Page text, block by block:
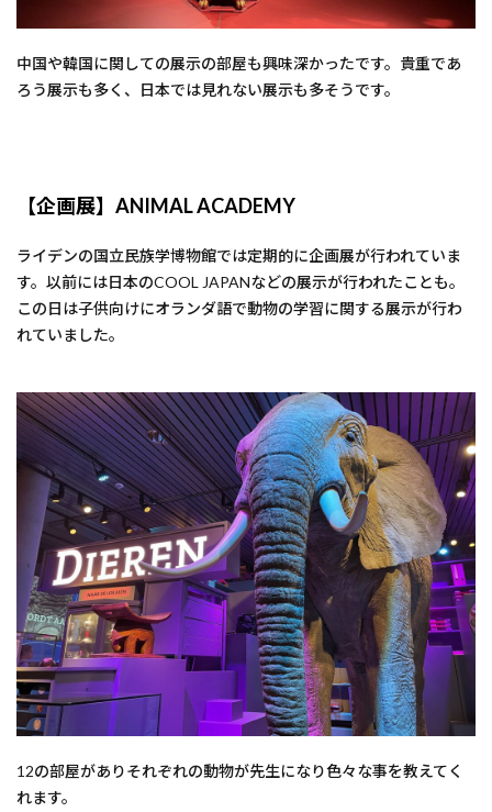
中国や韓国に関しての展示の部屋も興味深かったです。貴重であ
ろう展示も多く、日本では見れない展示も多そうです。
【企画展】ANIMAL ACADEMY
ライデンの国立民族学博物館では定期的に企画展が行われていま
す。以前には日本のCOOL JAPANなどの展示が行われたことも。
この日は子供向けにオランダ語で動物の学習に関する展示が行わ
れていました。
12の部屋がありそれぞれの動物が先生になり色々な事を教えてく
れます。